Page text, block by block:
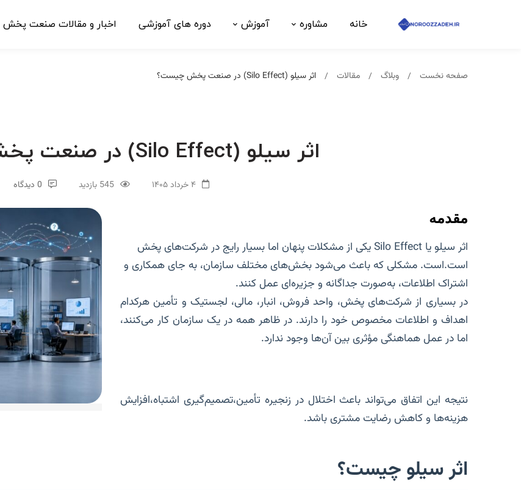
خانه مشاوره آموزش دوره های آموزشی اخبار و مقالات صنعت پخش
صفحه نخست وبلاگ مقالات اثر سیلو (Silo Effect) در صنعت پخش چیست؟
اثر سیلو (Silo Effect) در صنعت پخش چیست؟
۴ خرداد ۱۴۰۵ 545 بازدید 0 دیدگاه
مقدمه
اثر سیلو یا Silo Effect
یکی از مشکلات پنهان اما بسیار رایج در شرکت‌های پخش
است.است. مشکلی که باعث می‌شود بخش‌های مختلف سازمان، به جای همکاری و
اشتراک اطلاعات، به‌صورت جداگانه و جزیره‌ای عمل کنند.
در بسیاری از شرکت‌های پخش، واحد فروش، انبار، مالی، لجستیک و تأمین هرکدام
اهداف و اطلاعات مخصوص خود را دارند. در ظاهر همه در یک سازمان کار می‌کنند،
اما در عمل هماهنگی مؤثری بین آن‌ها وجود ندارد.
نتیجه این اتفاق می‌تواند باعث اختلال در زنجیره تأمین،تصمیم‌گیری اشتباه،افزایش
هزینه‌ها و کاهش رضایت مشتری باشد.
اثر سیلو چیست؟